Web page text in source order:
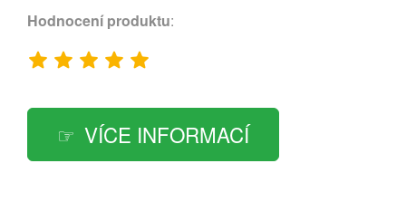
Hodnocení produktu:
VÍCE INFORMACÍ